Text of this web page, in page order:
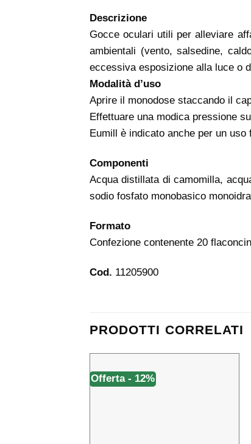
Descrizione
Gocce oculari utili per alleviare
ambientali (vento, salsedine,
eccessiva esposizione alla luce o
Modalità d’uso
Aprire il monodose staccando il
Effettuare una modica pressione
Eumill è indicato anche per un uso
Componenti
Acqua distillata di camomilla,
sodio fosfato monobasico
Formato
Confezione contenente 20
Cod. 11205900
PRODOTTI CORRELATI
Offerta - 12%